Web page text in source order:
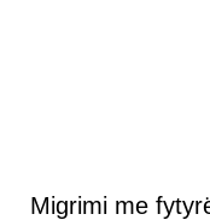
Migrimi me